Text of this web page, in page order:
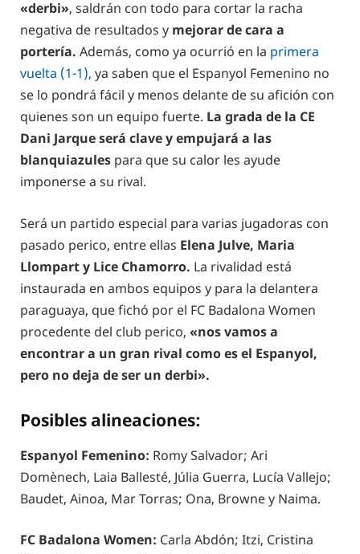
«derbi», saldrán con todo para cortar la racha
negativa de resultados y mejorar de cara a
portería. Además, como ya ocurrió en la primera
vuelta (1-1), ya saben que el Espanyol Femenino no
se lo pondrá fácil y menos delante de su afición con
quienes son un equipo fuerte. La grada de la CE
Dani Jarque será clave y empujará a las
blanquiazules para que su calor les ayude
imponerse a su rival.
Será un partido especial para varias jugadoras con
pasado perico, entre ellas Elena Julve, Maria
Llompart y Lice Chamorro. La rivalidad está
instaurada en ambos equipos y para la delantera
paraguaya, que fichó por el FC Badalona Women
procedente del club perico, «nos vamos a
encontrar a un gran rival como es el Espanyol,
pero no deja de ser un derbi».
Posibles alineaciones:
Espanyol Femenino: Romy Salvador; Ari
Domènech, Laia Ballesté, Júlia Guerra, Lucía Vallejo;
Baudet, Ainoa, Mar Torras; Ona, Browne y Naima.
FC Badalona Women: Carla Abdón; Itzi, Cristina